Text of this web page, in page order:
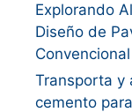
Explorando
Diseño de
Convencional
Transporta y
cemento